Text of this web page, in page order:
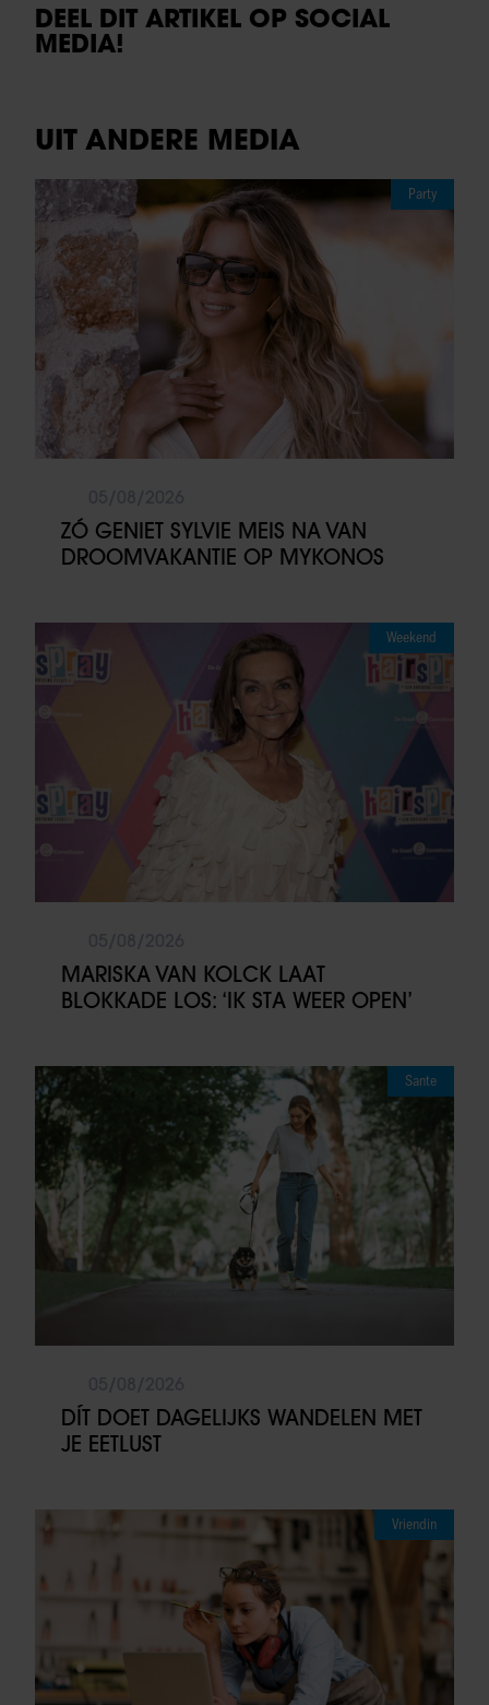
DEEL DIT ARTIKEL OP SOCIAL
MEDIA!
UIT ANDERE MEDIA
Party
ZÓ GENIET SYLVIE MEIS NA VAN
DROOMVAKANTIE OP MYKONOS
Weekend
MARISKA VAN KOLCK LAAT
BLOKKADE LOS: ‘IK STA WEER OPEN’
Sante
DÍT DOET DAGELIJKS WANDELEN MET
JE EETLUST
Vriendin